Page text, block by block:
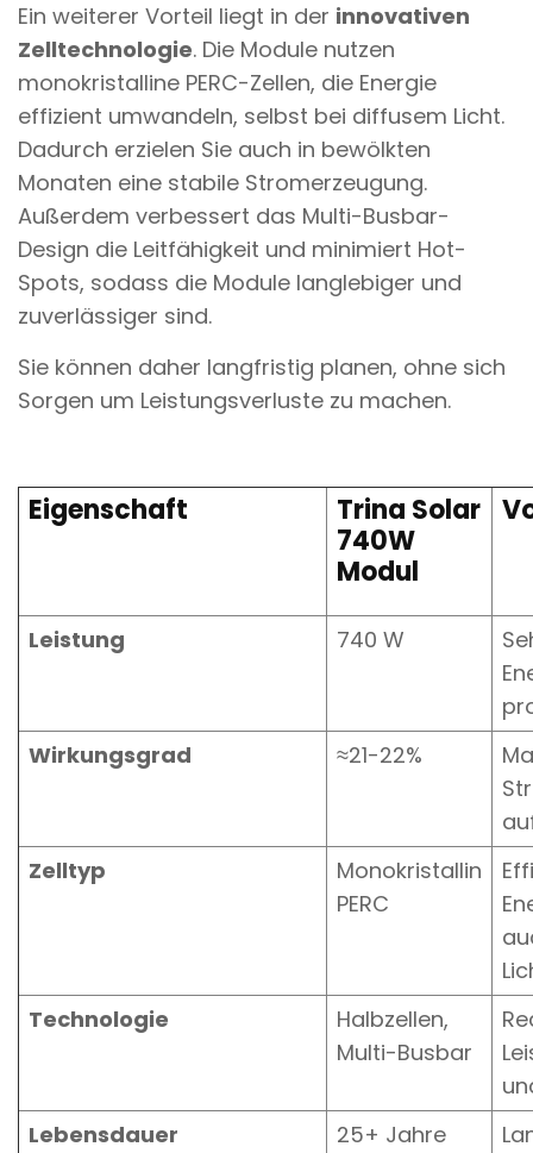
Ein weiterer Vorteil liegt in der innovativen
Zelltechnologie. Die Module nutzen
monokristalline PERC-Zellen, die Energie
effizient umwandeln, selbst bei diffusem Licht.
Dadurch erzielen Sie auch in bewölkten
Monaten eine stabile Stromerzeugung.
Außerdem verbessert das Multi-Busbar-
Design die Leitfähigkeit und minimiert Hot-
Spots, sodass die Module langlebiger und
zuverlässiger sind.
Sie können daher langfristig planen, ohne sich
Sorgen um Leistungsverluste zu machen.
Eigenschaft
Trina Solar
740W
Modul
Leistung 740 W
Wirkungsgrad
≈21-22%
Zelltyp
Monokristallin
PERC
Technologie
Halbzellen,
Multi-Busbar
Lebensdauer
25+ Jahre